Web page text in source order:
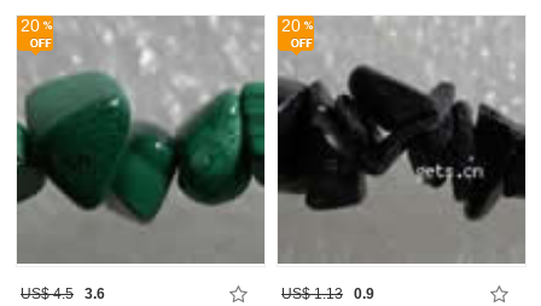
20
US$ 4.5 3.6
20
US$ 1.13 0.9